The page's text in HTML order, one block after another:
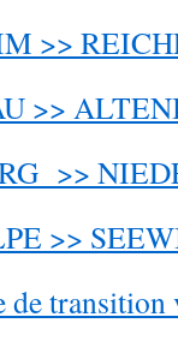
>>
>>
>>
>>
de